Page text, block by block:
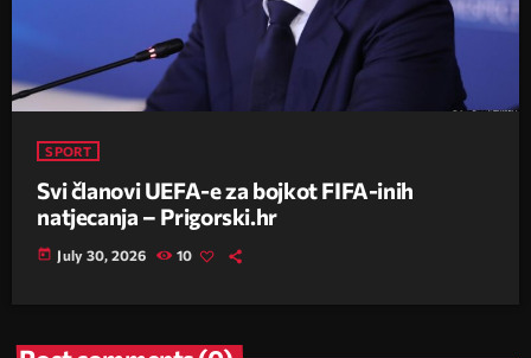
SPORT
Svi članovi UEFA-e za bojkot FIFA-inih
natjecanja – Prigorski.hr
today July 30, 2026 10